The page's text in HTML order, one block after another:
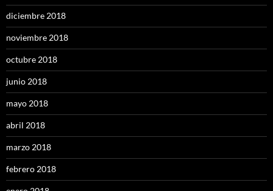
diciembre 2018
noviembre 2018
octubre 2018
junio 2018
mayo 2018
abril 2018
marzo 2018
febrero 2018